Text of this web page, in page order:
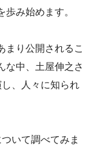
み始めます。
まり公開されるこ
な中、土屋伸之さ
、人々に知られ
いて調べてみま